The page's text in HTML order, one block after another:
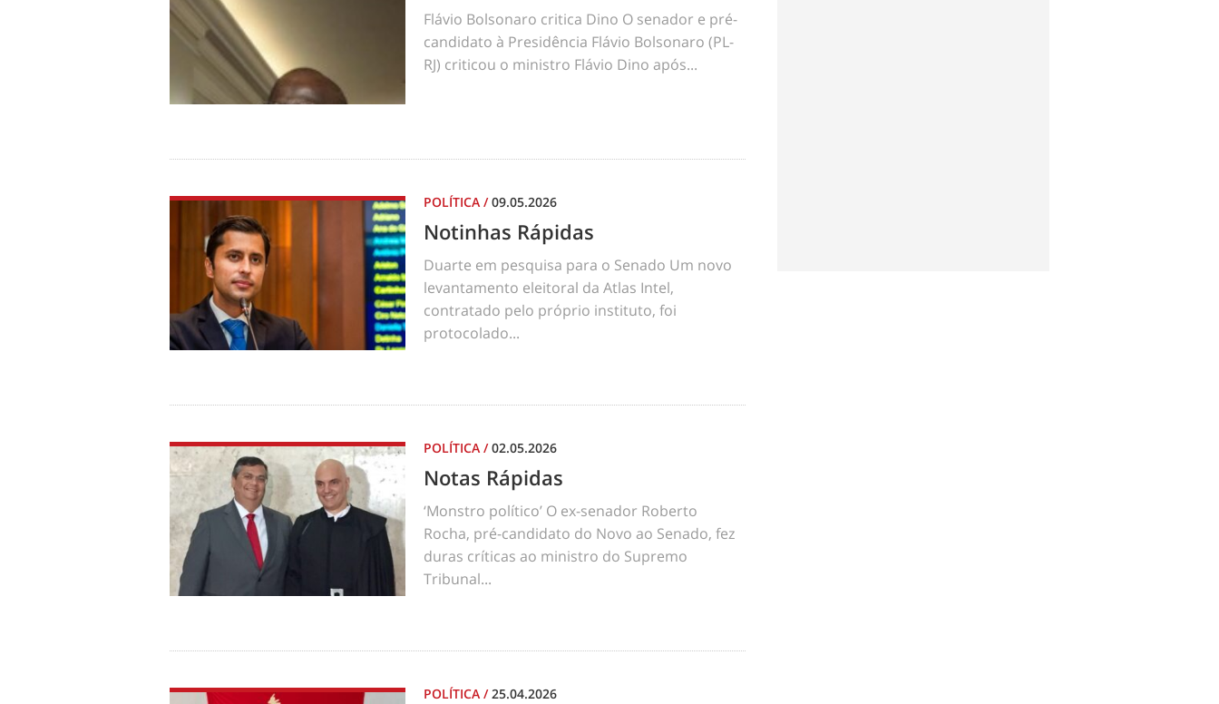
Flávio Bolsonaro critica Dino O senador e pré-
candidato à Presidência Flávio Bolsonaro (PL-
RJ) criticou o ministro Flávio Dino após...
POLÍTICA /09.05.2026
Notinhas Rápidas
Duarte em pesquisa para o Senado Um novo
levantamento eleitoral da Atlas Intel,
contratado pelo próprio instituto, foi
protocolado...
POLÍTICA /02.05.2026
Notas Rápidas
‘Monstro político’ O ex-senador Roberto
Rocha, pré-candidato do Novo ao Senado, fez
duras críticas ao ministro do Supremo
Tribunal...
POLÍTICA /25.04.2026